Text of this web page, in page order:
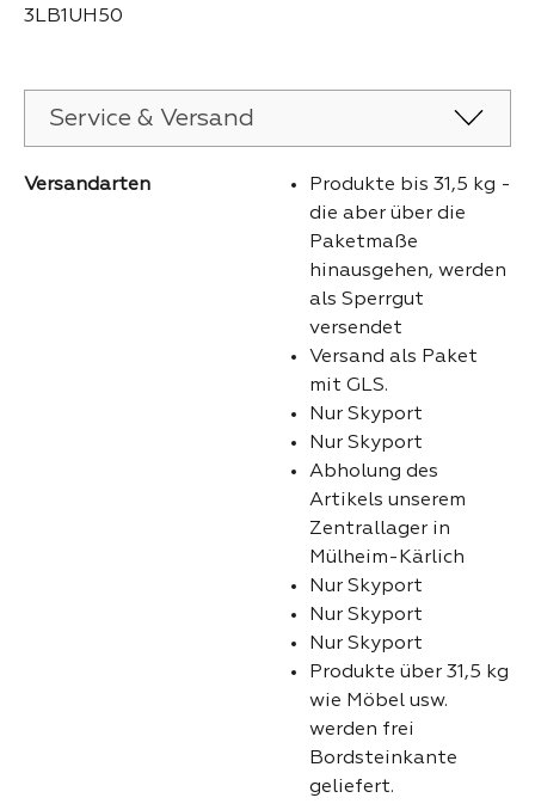
3LB1UH50
Service & Versand
Versandarten
Produkte bis 31,5 kg -
die aber über die
Paketmaße
hinausgehen, werden
als Sperrgut
versendet
Versand als Paket
mit GLS.
Nur Skyport
Nur Skyport
Abholung des
Artikels unserem
Zentrallager in
Mülheim-Kärlich
Nur Skyport
Nur Skyport
Nur Skyport
Produkte über 31,5 kg
wie Möbel usw.
werden frei
Bordsteinkante
geliefert.